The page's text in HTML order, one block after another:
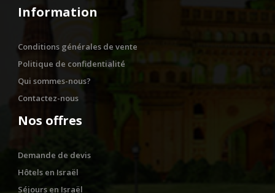
Information
Conditions générales de vente
Politique de confidentialité
Qui sommes-nous?
Contactez-nous
Nos offres
Demande de devis
Hôtels en Israël
Séjours en Israël